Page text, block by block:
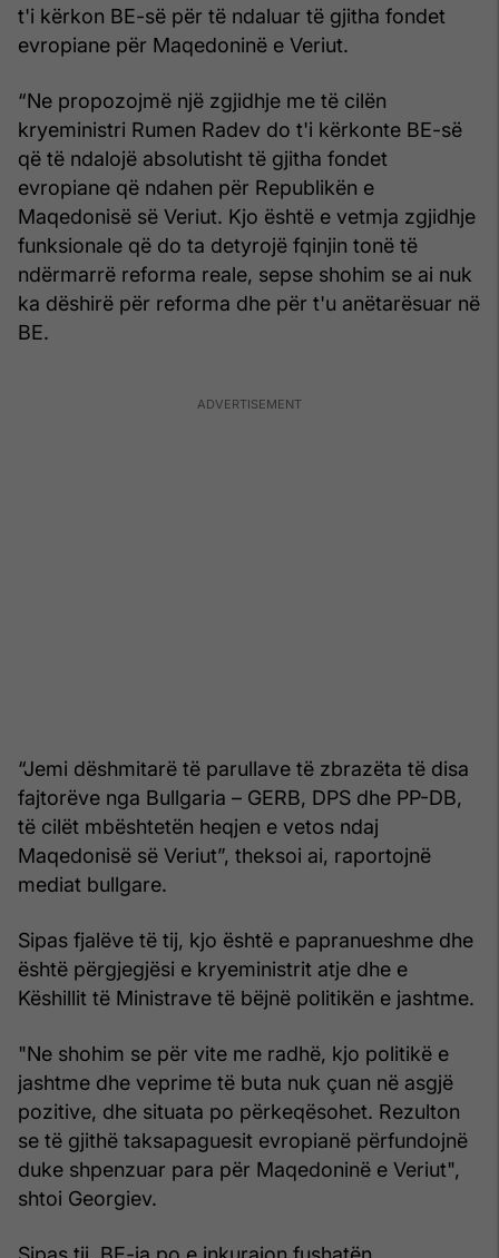
t'i kërkon BE-së për të ndaluar të gjitha fondet
evropiane për Maqedoninë e Veriut.
“Ne propozojmë një zgjidhje me të cilën
kryeministri Rumen Radev do t'i kërkonte BE-së
që të ndalojë absolutisht të gjitha fondet
evropiane që ndahen për Republikën e
Maqedonisë së Veriut. Kjo është e vetmja zgjidhje
funksionale që do ta detyrojë fqinjin tonë të
ndërmarrë reforma reale, sepse shohim se ai nuk
ka dëshirë për reforma dhe për t'u anëtarësuar në
BE.
“Jemi dëshmitarë të parullave të zbrazëta të disa
fajtorëve nga Bullgaria – GERB, DPS dhe PP-DB,
të cilët mbështetën heqjen e vetos ndaj
Maqedonisë së Veriut”, theksoi ai, raportojnë
mediat bullgare.
Sipas fjalëve të tij, kjo është e papranueshme dhe
është përgjegjësi e kryeministrit atje dhe e
Këshillit të Ministrave të bëjnë politikën e jashtme.
"Ne shohim se për vite me radhë, kjo politikë e
jashtme dhe veprime të buta nuk çuan në asgjë
pozitive, dhe situata po përkeqësohet. Rezulton
se të gjithë taksapaguesit evropianë përfundojnë
duke shpenzuar para për Maqedoninë e Veriut",
shtoi Georgiev.